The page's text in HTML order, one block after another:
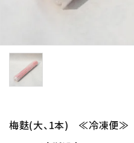
梅麩(大、1本) ≪冷凍便≫